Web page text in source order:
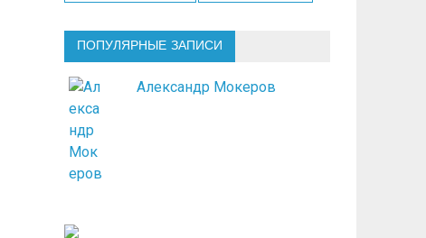
ПОПУЛЯРНЫЕ ЗАПИСИ
Александр Мокеров